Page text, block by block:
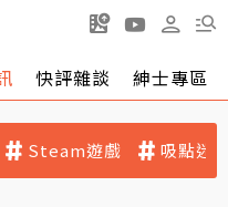
快評雜談 紳士專區
Steam遊戲 吸點迷